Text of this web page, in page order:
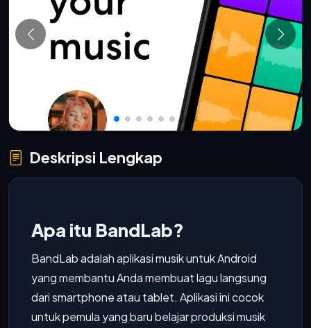
Deskripsi Lengkap
Apa itu BandLab?
BandLab adalah aplikasi musik untuk Android
yang membantu Anda membuat lagu langsung
dari smartphone atau tablet. Aplikasi ini cocok
untuk pemula yang baru belajar produksi musik